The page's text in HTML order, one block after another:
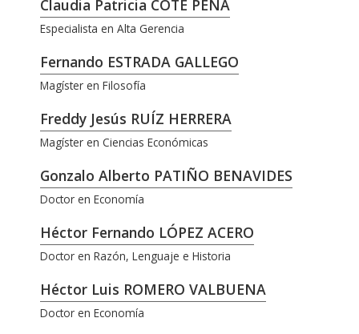
Claudia Patricia COTE PEÑA
Especialista en Alta Gerencia
Fernando ESTRADA GALLEGO
Magíster en Filosofía
Freddy Jesús RUÍZ HERRERA
Magíster en Ciencias Económicas
Gonzalo Alberto PATIÑO BENAVIDES
Doctor en Economía
Héctor Fernando LÓPEZ ACERO
Doctor en Razón, Lenguaje e Historia
Héctor Luis ROMERO VALBUENA
Doctor en Economía